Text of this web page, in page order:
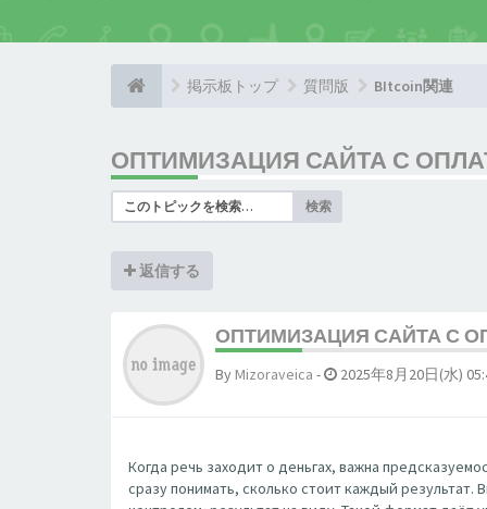
掲示板トップ 質問版 BItcoin関連
ОПТИМИЗАЦИЯ САЙТА С
検索
返信する
ОПТИМИЗАЦИЯ САЙТА С
By Mizoraveica - 2025年8月20日(水)
Когда речь заходит о деньгах, важна
сразу понимать, сколько стоит каждый